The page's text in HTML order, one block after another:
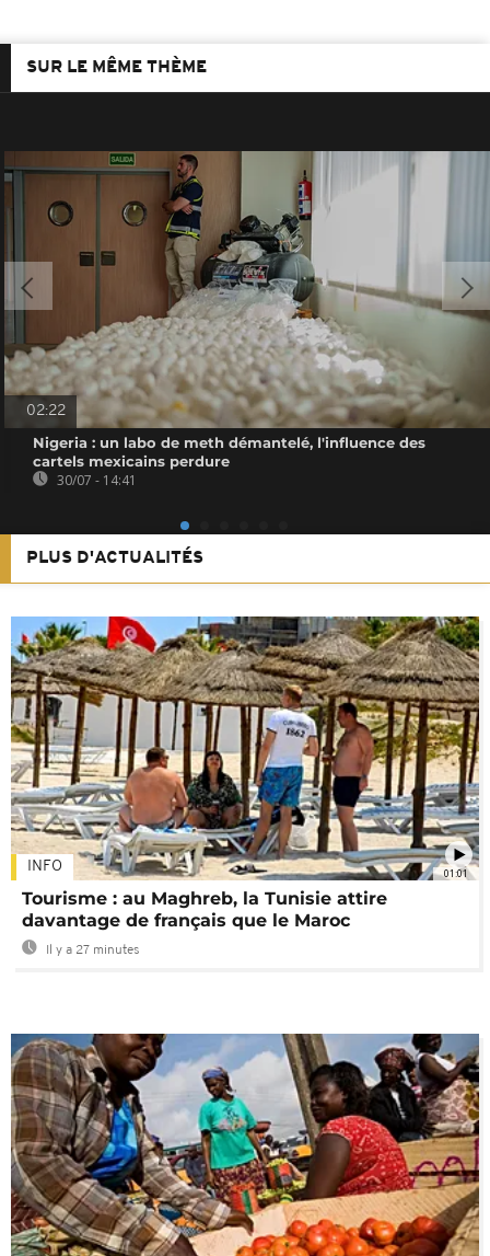
SUR LE MÊME THÈME
02:22
Nigeria : un labo de meth démantelé, l'influence des
cartels mexicains perdure
30/07 - 14:41
PLUS D'ACTUALITÉS
01:01
INFO
Tourisme : au Maghreb, la Tunisie attire
davantage de français que le Maroc
Il y a 27 minutes